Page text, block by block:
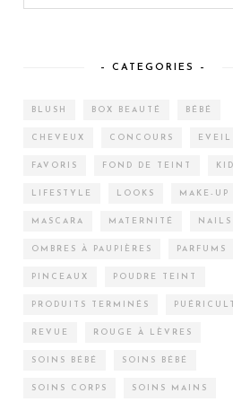
– CATEGORIES –
BLUSH BOX BEAUTÉ BÉBÉ
CHEVEUX CONCOURS EVEIL
FAVORIS FOND DE TEINT
LIFESTYLE LOOKS MAKE-UP
MASCARA MATERNITÉ NAILS
OMBRES À PAUPIÈRES PARFUMS
PINCEAUX POUDRE TEINT
PRODUITS TERMINÉS
REVUE ROUGE À LÈVRES
SOINS BÉBÉ SOINS BÉBÉ
SOINS CORPS SOINS MAINS